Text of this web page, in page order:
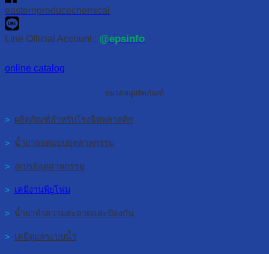
easternproducechemical
Line Official Account : @epsinfo
online catalog
หมวดหมู่ผลิตภัณฑ์
> ผลิตภัณฑ์สำหรับโรงฉีดพลาสติก
> น้ำยาถอดแบบอุตสาหกรรม
> สเปรย์อุตสาหกรรม
> เคมีงานพียูโฟม
> น้ำยาทำความสะอาดและป้องกัน
> เคมีดูแลระบบน้ำ